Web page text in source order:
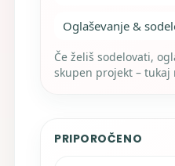
Oglaševanje &
Če želiš sodelovati,
skupen projekt –
PRIPOROČENO